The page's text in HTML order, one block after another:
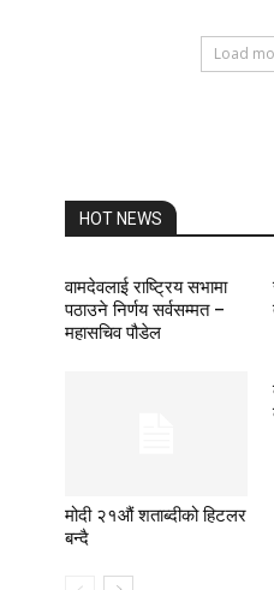
Load
HOT NEWS
वामदेवलाई राष्ट्रिय सभामा
पठाउने निर्णय सर्वसम्मत –
महासचिव पौडेल
मोदी २१औं शताब्दीको हिटलर
बन्दै